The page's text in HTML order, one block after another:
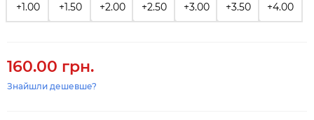
+1.00 +1.50 +2.00 +2.50 +3.00 +3.50 +4.00
160.00 грн.
Знайшли дешевше?